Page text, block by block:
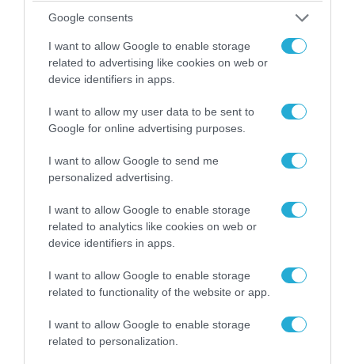
Google consents
I want to allow Google to enable storage
related to advertising like cookies on web or
device identifiers in apps.
I want to allow my user data to be sent to
Google for online advertising purposes.
I want to allow Google to send me
personalized advertising.
I want to allow Google to enable storage
related to analytics like cookies on web or
device identifiers in apps.
I want to allow Google to enable storage
related to functionality of the website or app.
I want to allow Google to enable storage
related to personalization.
αμερικανικό πυραυλικό πυροβολικό της: MLRS
και ΑΤΑCMS
08.08.2026 | 17:02
ΕΚΤΑΚΤΟ: Τρεις Μεραρχίες του
βορειοκορεατικού Στρατού αναπτύχθηκαν